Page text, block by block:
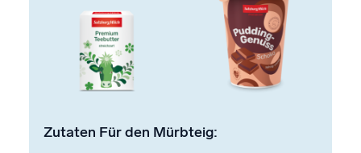
Zutaten Für den Mürbteig: